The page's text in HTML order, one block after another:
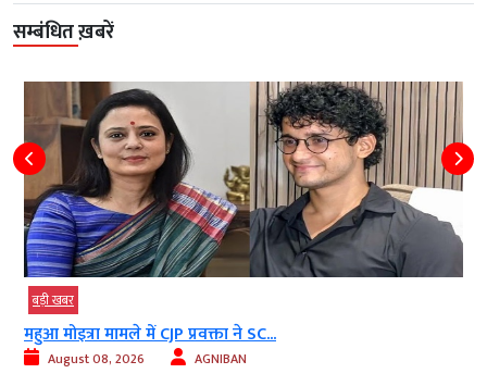
सम्बंधित ख़बरें
बड़ी खबर
महुआ मोइत्रा मामले में CJP प्रवक्ता ने SC...
August 08, 2026 AGNIBAN